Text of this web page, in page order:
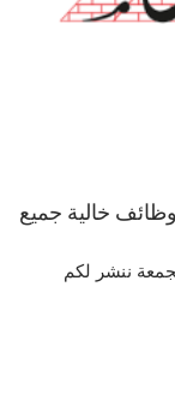
الجمعة 18 اكتوبر 2024 – وظائف خالية جميع
ننشر لكم